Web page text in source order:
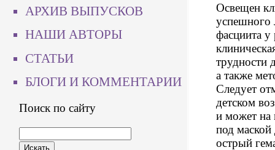
АРХИВ ВЫПУСКОВ
НАШИ АВТОРЫ
СТАТЬИ
БЛОГИ И КОММЕНТАРИИ
Поиск по сайту
Освещен
успешного
фасциита у
трудности
а также
Следует
детском
и может на
под маской
острый